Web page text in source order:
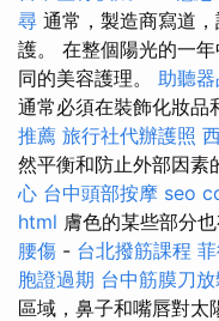
尋 通常，製造商寫道
護。 在整個陽光的一
同的美容護理。 助聽
通常必須在裝飾化妝品
推薦 旅行社代辦護照
然平衡和防止外部因素
心 台中頭部按摩 seo
html 膚色的某些部分
腰傷 - 台北撥筋課程
胞證過期 台中筋膜刀放
區域，鼻子和嘴唇對太